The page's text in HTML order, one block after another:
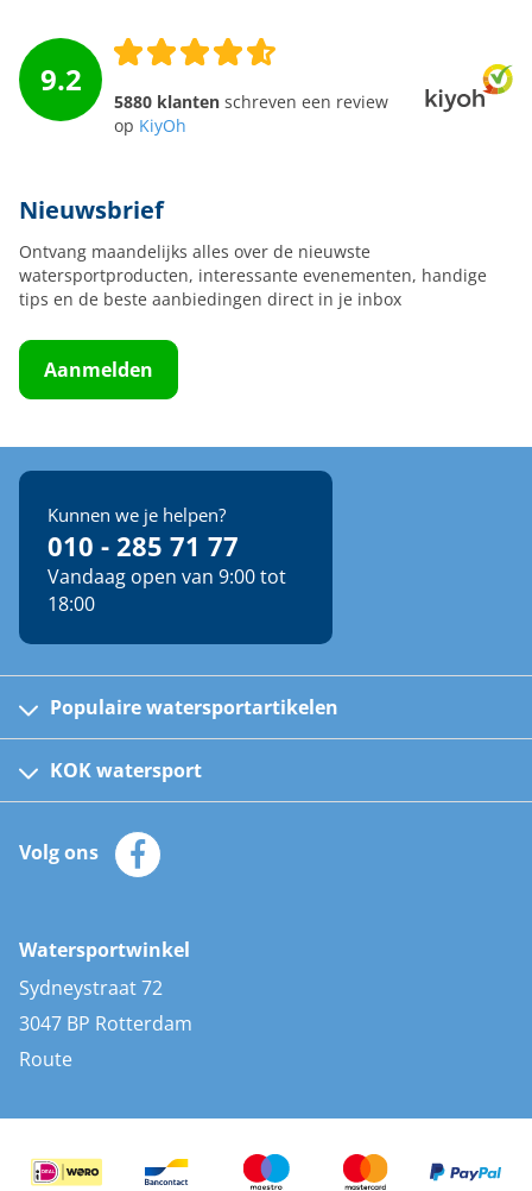
9.2
5880 klanten schreven een review
op KiyOh
Nieuwsbrief
Ontvang maandelijks alles over de nieuwste
watersportproducten, interessante evenementen, handige
tips en de beste aanbiedingen direct in je inbox
Aanmelden
Kunnen we je helpen?
010 - 285 71 77
Vandaag open van 9:00 tot
18:00
Populaire watersportartikelen
Kinder reddingsvesten
Automatische reddingsvesten
Zeilkleding
Zonnepanelen
AIS transponders
Stootwillen en fenders
Bootkussens
Zwemtrappen
KOK watersport
Klantenservice
Merken
Volg ons
Watersportwinkel
Sydneystraat 72
3047 BP Rotterdam
Route